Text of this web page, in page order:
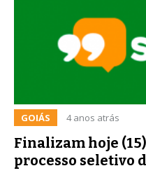
GOIÁS 4 anos atrás
Finalizam hoje
processo seletivo